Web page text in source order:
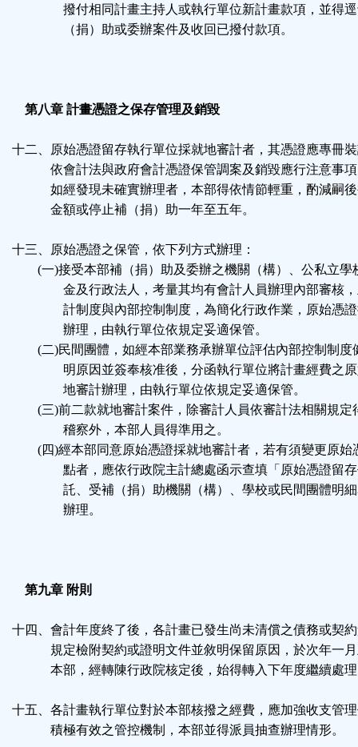
撥付相同計畫主持人或執行單位新計畫款項，並得逕
（捐）助或委辦案件及收回已撥付款項。
第八章 計畫憑證之保存管理及銷毀
十二、原始憑證留存執行單位採就地審計者，其憑證應專冊
依會計法與政府會計憑證保管調案及銷毀應行注意事項
如經發現未確實辦理者，本部得依情節輕重，酌減嗣後
金額或停止補（捐）助一年至五年。
十三、原始憑證之保管，依下列方式辦理：
(一)接受本部補（捐）助及委辦之機關（構）、公私立學
金及行政法人，考量其均有會計人員辦理內部審核，
計制度與內部控制制度，為簡化行政作業，原始憑證
辦理，由執行單位依規定妥適保管。
(二)民間團體，如經本部業務承辦單位評估內部控制制度
明原因並簽奉核准後，分函執行單位將計畫經費之原
地審計辦理，由執行單位依規定妥適保管。
(三)前二款就地審計案件，除審計人員依審計法相關規定
稽察外，本部人員得準用之。
(四)經本部同意原始憑證採就地審計者，若有須變更原始
點者，應依行政院主計總處函示查填「原始憑證留存
託、受補（捐）助機關（構）、學校或民間團體明細
辦理。
第九章 附則
十四、會計年度終了後，各計畫已發生尚未清償之債務或契
規定檢附契約或證明文件並敘明保留原因，於次年一月
本部，經轉陳行政院核定後，始得轉入下年度繼續處
十五、各計畫執行單位對於本部核撥之經費，應加強收支管
積極有效之管控機制，本部並得派員抽查辦理情形。